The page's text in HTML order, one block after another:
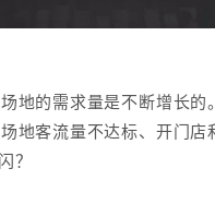
地的需求量是不断增长的
地客流量不达标、开门
？